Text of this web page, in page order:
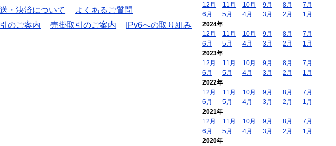
・決済について
よくあるご質問
のご案内 売掛取引のご案内
IPv6への取り組み
12月
11月 10月 9月 8月
7月
6月
5月 4月 3月 2月
1月
2024年
12月
11月 10月 9月 8月
7月
6月
5月 4月 3月 2月
1月
2023年
12月
11月 10月 9月 8月
7月
6月
5月 4月 3月 2月
1月
2022年
12月
11月 10月 9月 8月
7月
6月
5月 4月 3月 2月
1月
2021年
12月
11月 10月 9月 8月
7月
6月
5月 4月 3月 2月
1月
2020年